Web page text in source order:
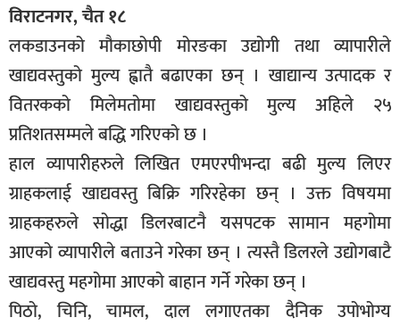
विराटनगर, चैत १८
लकडाउनको मौकाछोपी मोरङका उद्योगी तथा व्यापारीले
खाद्यवस्तुको मुल्य ह्वातै बढाएका छन् । खाद्यान्य उत्पादक र
वितरकको मिलेमतोमा खाद्यवस्तुको मुल्य अहिले २५
प्रतिशतसम्मले बद्धि गरिएको छ ।
हाल व्यापारीहरुले लिखित एमएरपीभन्दा बढी मुल्य लिएर
ग्राहकलाई खाद्यवस्तु बिक्रि गरिरहेका छन् । उक्त विषयमा
ग्राहकहरुले सोद्धा डिलरबाटनै यसपटक सामान महगोमा
आएको व्यापारीले बताउने गरेका छन् । त्यस्तै डिलरले उद्योगबाटै
खाद्यवस्तु महगोमा आएको बाहान गर्ने गरेका छन् ।
पिठो, चिनि, चामल, दाल लगाएतका दैनिक उपोभोग्य